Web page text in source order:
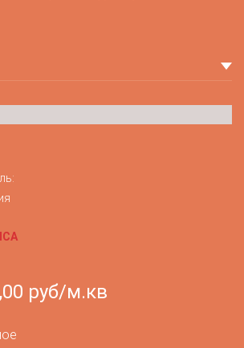
руб/м.кв